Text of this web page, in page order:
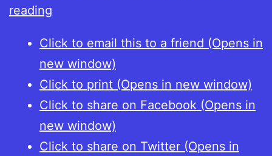
reading
(ed.),
Die
kulturelle
Seite
der
Click to email this to a friend (Opens in
new window)
Click to print (Opens in new window)
Click to share on Facebook (Opens in
new window)
Click to share on Twitter (Opens in